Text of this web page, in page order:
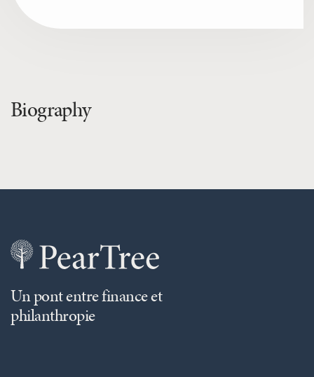
Biography
Un pont entre finance et
philanthropie